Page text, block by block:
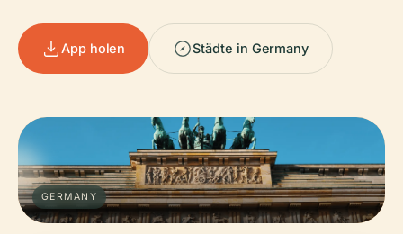
App holen Städte in Germany
GERMANY